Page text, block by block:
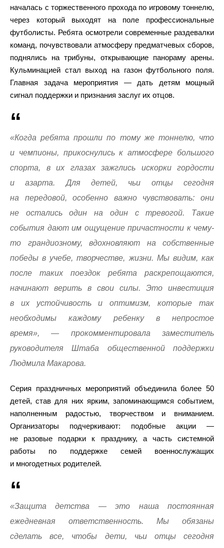
началась с торжественного прохода по игровому тоннелю,
через который выходят на поле профессиональные
футболисты. Ребята осмотрели современные раздевалки
команд, почувствовали атмосферу предматчевых сборов,
поднялись на трибуны, открывающие панораму арены.
Кульминацией стал выход на газон футбольного поля.
Главная задача мероприятия — дать детям мощный
сигнал поддержки и признания заслуг их отцов.
«Когда ребята прошли по тому же тоннелю, что
и чемпионы, прикоснулись к атмосфере большого
спорта, в их глазах зажглись искорки гордости
и азарта. Для детей, чьи отцы сегодня
на передовой, особенно важно чувствовать: они
не остались один на один с тревогой. Такие
события дают им ощущение причастности к чему-
то грандиозному, вдохновляют на собственные
победы в учебе, творчестве, жизни. Мы видим, как
после таких поездок ребята раскрепощаются,
начинают верить в свои силы. Это инвестиция
в их устойчивость и оптимизм, которые так
необходимы каждому ребенку в непростое
время», — прокомментировала заместитель
руководителя Штаба общественной поддержки
Людмила Макарова.
Серия праздничных мероприятий объединила более 50
детей, став для них ярким, запоминающимся событием,
наполненным радостью, творчеством и вниманием.
Организаторы подчеркивают: подобные акции —
не разовые подарки к празднику, а часть системной
работы по поддержке семей военнослужащих
и многодетных родителей.
«Защита детства — это наша постоянная
ежедневная ответственность. Мы обязаны
сделать все, чтобы дети, чьи отцы сегодня